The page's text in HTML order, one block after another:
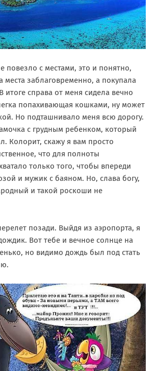
повезло с местами, это и понятно,
места заблаговременно, а покупала
итоге справа от меня сидела вечно
попахивающая кошками, ну может
Но подташнивало меня всю дорогу.
с грудным ребенком, который
Колорит, скажу я вам просто
что для полноты
только того, чтобы впереди
и мужик с баяном. Но, слава богу,
и такой роскоши не
позади. Выйдя из аэропорта, я
Вот тебе и вечное солнце на
но видимо дождь был под стать